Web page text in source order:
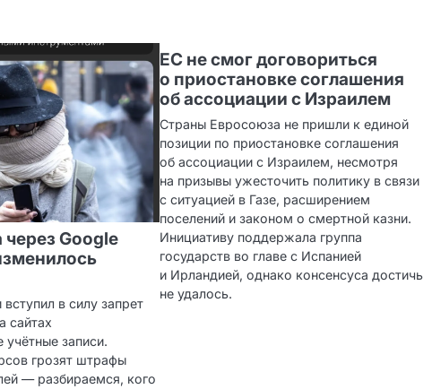
через Google
в силу запрет
сайтах
записи.
грозят штрафы
— разбираемся, кого
ЕС не смог договориться
о приостановке соглашения
об ассоциации с Израилем
Страны Евросоюза не пришли к единой
позиции по приостановке соглашения
об ассоциации с Израилем, несмотря
на призывы ужесточить политику в связи
с ситуацией в Газе, расширением
поселений и законом о смертной казни.
Инициативу поддержала группа
государств во главе с Испанией
и Ирландией, однако консенсуса достичь
не удалось.